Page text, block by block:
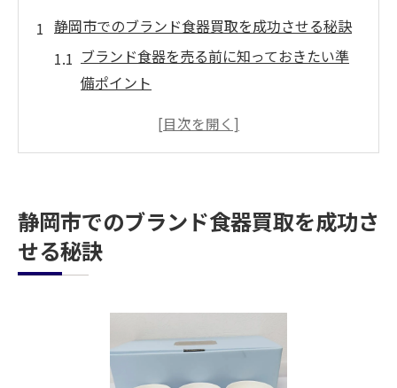
静岡市でのブランド食器買取を成功させる秘訣
ブランド食器を売る前に知っておきたい準
備ポイント
買取相場を押さえておく重要性とその調べ
買取店を選ぶ際の重要な基準とポイント
実際の買取体験談から学ぶ成功の秘訣
高価買取を保証する査定手順のご紹介
初めての方でも安心！買取プロセスの流れ
静岡市でのブランド食器買取を成功さ
せる秘訣